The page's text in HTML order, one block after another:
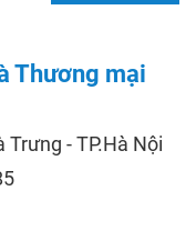
Thương mại
Trưng - TP.Hà Nội